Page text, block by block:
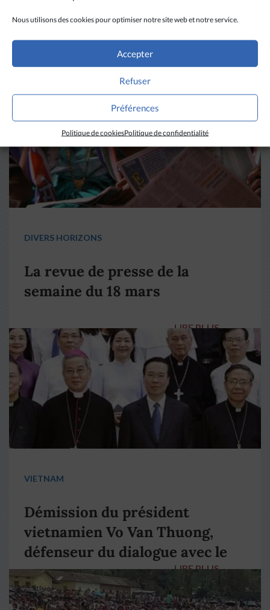
Nous utilisons des cookies pour optimiser notre site web et notre service.
Accepter
Refuser
Préférences
Politique de cookiesPolitique de confidentialité
A LIRE AUSSI
DIVERS HORIZONS
La revue de presse de la
semaine du 18 mars
LIRE PLUS →
VIETNAM
Démission du président
vietnamien Vo Van Thuong,
défenseur du dialogue avec le
pape François
LIRE PLUS →